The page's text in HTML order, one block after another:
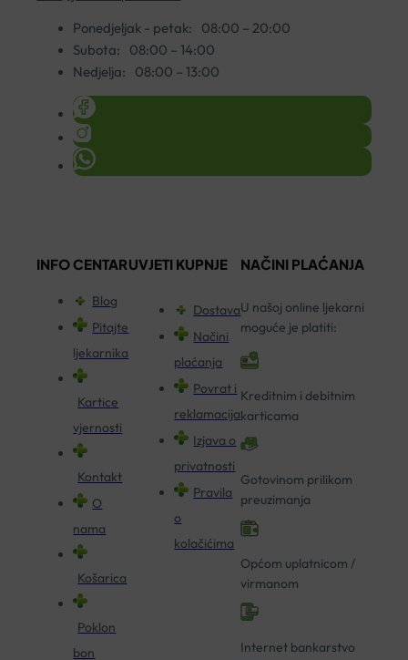
Ponedjeljak - petak:
08:00 – 20:00
Subota:
08:00 – 14:00
Nedjelja:
08:00 – 13:00
INFO CENTAR
Blog
Pitajte
ljekarnika
Kartice
vjernosti
Kontakt
O
nama
Košarica
Poklon
bon
UVJETI KUPNJE
Dostava
Načini
plaćanja
Povrat i
reklamacija
Izjava o
privatnosti
Pravila
o
kolačićima
NAČINI PLAĆANJA
U našoj online ljekarni
moguće je platiti:
Kreditnim i debitnim
karticama
Gotovinom prilikom
preuzimanja
Općom uplatnicom /
virmanom
Internet bankarstvo